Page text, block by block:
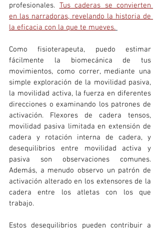
profesionales. Tus caderas se convierten
en las narradoras, revelando la historia de
la eficacia con la que te mueves.
Como fisioterapeuta, puedo estimar
fácilmente la biomecánica de tus
movimientos, como correr, mediante una
simple exploración de la movilidad pasiva,
la movilidad activa, la fuerza en diferentes
direcciones o examinando los patrones de
activación. Flexores de cadera tensos,
movilidad pasiva limitada en extensión de
cadera y rotación interna de cadera, y
desequilibrios entre movilidad activa y
pasiva son observaciones comunes.
Además, a menudo observo un patrón de
activación alterado en los extensores de la
cadera entre los atletas con los que
trabajo.
Estos desequilibrios pueden contribuir a